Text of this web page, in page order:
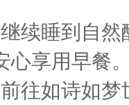
续睡到自
心享用早餐。
往如诗如